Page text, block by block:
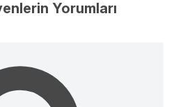
Yorumları